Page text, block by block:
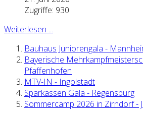
Zugriffe: 930
Weiterlesen ...
Bauhaus Juniorengala -
Bayerische
Pfaffenhofen
MTV-IN - Ingolstadt
Sparkassen Gala - Regensburg
Sommercamp 2026 in Zirndorf -